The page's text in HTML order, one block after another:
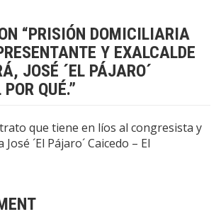
“PRISIÓN DOMICILIARIA
Y EXALCALDE
JOSÉ ´EL PÁJARO´
QUÉ.”
que tiene en líos al congresista y
´El Pájaro´ Caicedo – El